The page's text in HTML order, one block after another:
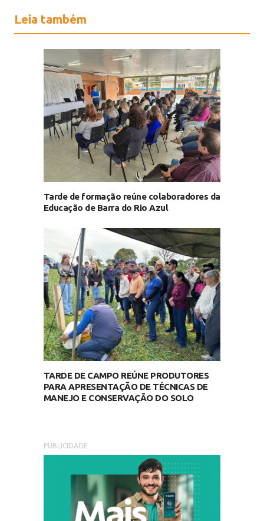
Leia também
Tarde de formação reúne colaboradores da
Educação de Barra do Rio Azul
TARDE DE CAMPO REÚNE PRODUTORES
PARA APRESENTAÇÃO DE TÉCNICAS DE
MANEJO E CONSERVAÇÃO DO SOLO
PUBLICIDADE